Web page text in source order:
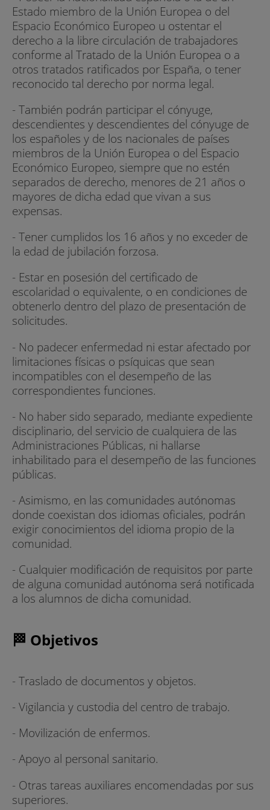
Autónoma donde hayas conseguido tu plaza:
- Máxima estabilidad laboral
- Sueldo medio de 22.700€ anuales
- Sueldo percibido en 14 pagas y media
- Trabajo por turnos
- 40 días de vacaciones y asuntos propios
- Aumentos salariales del 5% mediante Trienios
- Grandes posibilidades de promoción interna
Estado miembro de la Unión Europea o del
Espacio Económico Europeo u ostentar el
derecho a la libre circulación de trabajadores
conforme al Tratado de la Unión Europea o a
otros tratados ratificados por España, o tener
reconocido tal derecho por norma legal.
- También podrán participar el cónyuge,
descendientes y descendientes del cónyuge de
los españoles y de los nacionales de países
miembros de la Unión Europea o del Espacio
Económico Europeo, siempre que no estén
separados de derecho, menores de 21 años o
mayores de dicha edad que vivan a sus
expensas.
- Tener cumplidos los 16 años y no exceder de
la edad de jubilación forzosa.
- Estar en posesión del certificado de
escolaridad o equivalente, o en condiciones de
obtenerlo dentro del plazo de presentación de
solicitudes.
- No padecer enfermedad ni estar afectado por
limitaciones físicas o psíquicas que sean
incompatibles con el desempeño de las
correspondientes funciones.
- No haber sido separado, mediante expediente
disciplinario, del servicio de cualquiera de las
Administraciones Públicas, ni hallarse
inhabilitado para el desempeño de las funciones
públicas.
- Asimismo, en las comunidades autónomas
donde coexistan dos idiomas oficiales, podrán
exigir conocimientos del idioma propio de la
comunidad.
- Cualquier modificación de requisitos por parte
de alguna comunidad autónoma será notificada
a los alumnos de dicha comunidad.
🏁 Objetivos
- Traslado de documentos y objetos.
- Vigilancia y custodia del centro de trabajo.
- Movilización de enfermos.
- Apoyo al personal sanitario.
- Otras tareas auxiliares encomendadas por sus
superiores.